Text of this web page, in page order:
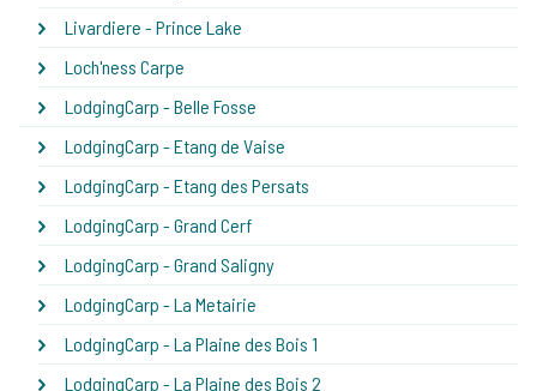
Livardiere - Prince Lake
Loch'ness Carpe
LodgingCarp - Belle Fosse
LodgingCarp - Etang de Vaise
LodgingCarp - Etang des Persats
LodgingCarp - Grand Cerf
LodgingCarp - Grand Saligny
LodgingCarp - La Metairie
LodgingCarp - La Plaine des Bois 1
LodgingCarp - La Plaine des Bois 2